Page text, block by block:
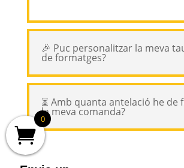
🎉 Puc personalitzar la meva
de formatges?
⏳ Amb quanta antelació he de
la meva comanda?
0